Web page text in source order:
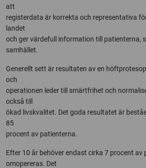
att
registerdata är korrekta och representativa
landet
och ger värdefull information till patienterna,
samhället.
Generellt sett är resultaten av en
och
operationen leder till smärtfrihet och
också till
ökad livskvalitet. Det goda resultatet är
85
procent av patienterna.
Efter 10 år behöver endast cirka 7 procent av
omopereras. Det